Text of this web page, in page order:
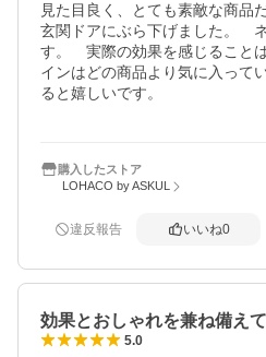
見た目良く、とても素敵な商品
玄関ドアにぶら下げました。　
す。　実際の効果を感じること
インはどの商品より気に入って
ると嬉しいです。
購入したストア
LOHACO by ASKUL
違反報告 いいね0
効果とおしゃれを兼ね備え
5.0